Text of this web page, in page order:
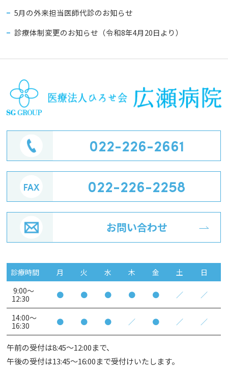
5月の外来担当医師代診のお知らせ
診療体制変更のお知らせ（令和8年4月20日より）
022-226-2661
022-226-2258
お問い合わせ
診療時間 月 火 水 木 金 土
日
9:00～
12:30
● ● ● ● ● ／ ／
14:00～
16:30
● ● ● ／ ● ／ ／
午前の受付は8:45～12:00まで、
午後の受付は13:45～16:00まで受付けいたします。